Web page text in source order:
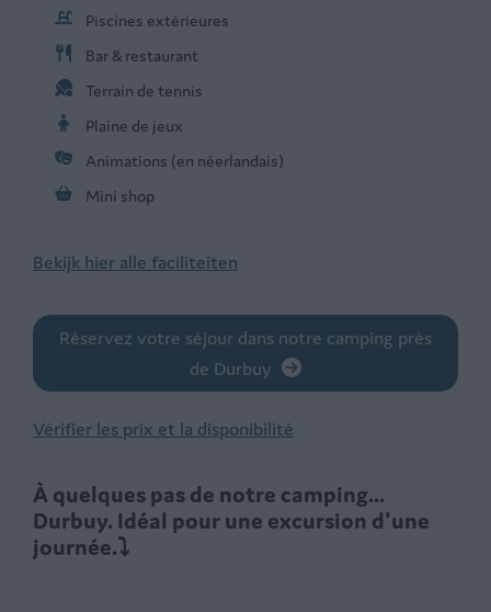
Piscines extérieures
Bar & restaurant
Terrain de tennis
Plaine de jeux
Animations (en néerlandais)
Mini shop
Bekijk hier alle faciliteiten
Réservez votre séjour dans notre camping près
de Durbuy
Vérifier les prix et la disponibilité
À quelques pas de notre camping...
Durbuy. Idéal pour une excursion d'une
journée.⤵